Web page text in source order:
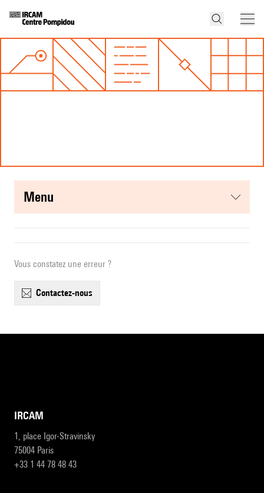
menu
Vous constatez une erreur ?
contactez-nous
IRCAM
1, place Igor-Stravinsky
75004 Paris
+33 1 44 78 48 43